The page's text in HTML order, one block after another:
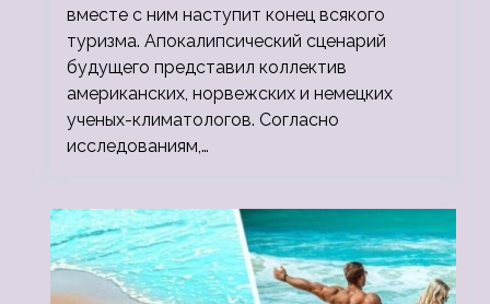
вместе с ним наступит конец всякого
туризма. Апокалипсический сценарий
будущего представил коллектив
американских, норвежских и немецких
ученых-климатологов. Согласно
исследованиям,…